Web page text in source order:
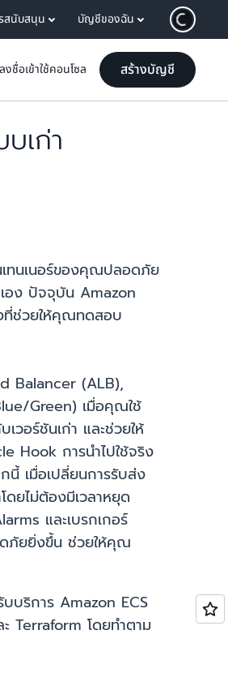
สนับสนุน บัญชีของฉัน
ลงชื่อเข้าใช้คอนโซล สร้างบัญชี
เก่า
เทนเนอร์ของคุณปลอดภัย
อง ปัจจุบัน Amazon
ที่ช่วยให้คุณทดสอบ
Balancer (ALB),
Green) เมื่อคุณใช้
วอร์ชันเก่า และช่วยให้
Hook การนำไปใช้จริง
นี้ เมื่อเปลี่ยนการรับส่ง
ดยไม่ต้องมีเวลาหยุด
และเบรกเกอร์
ดภัยยิ่งขึ้น ช่วยให้คุณ
บริการ Amazon ECS
Terraform โดยทำตาม